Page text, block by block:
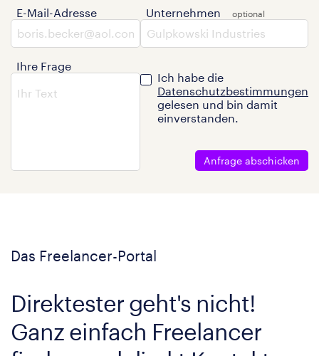
E-Mail-Adresse
Ihre Frage
Unternehmen
Ich habe die
Datenschutzbestimmungen
gelesen und bin damit
einverstanden.
Anfrage abschicken
Das Freelancer-Portal
Direktester geht's nicht!
Ganz einfach Freelancer